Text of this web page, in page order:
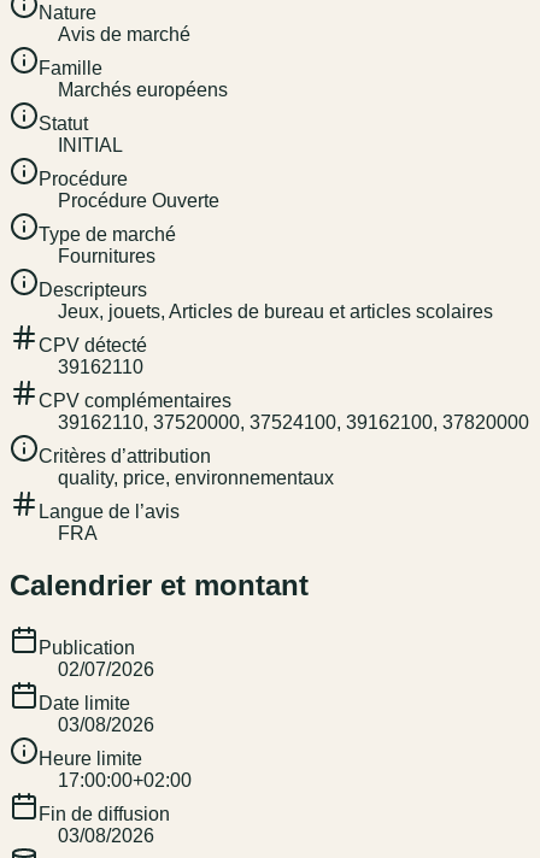
Nature
Avis de marché
Famille
Marchés européens
Statut
INITIAL
Procédure
Procédure Ouverte
Type de marché
Fournitures
Descripteurs
Jeux, jouets, Articles de bureau et articles scolaires
CPV détecté
39162110
CPV complémentaires
39162110, 37520000, 37524100, 39162100, 37820000
Critères d’attribution
quality, price, environnementaux
Langue de l’avis
FRA
Calendrier et montant
Publication
02/07/2026
Date limite
03/08/2026
Heure limite
17:00:00+02:00
Fin de diffusion
03/08/2026